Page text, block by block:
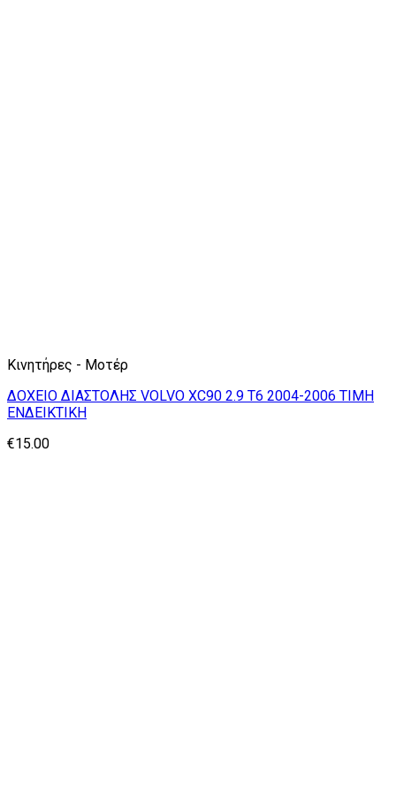
Κινητήρες - Μοτέρ
ΔΟΧΕΙΟ ΔΙΑΣΤΟΛΗΣ VOLVO XC90 2.9 T6 2004-2006 ΤΙΜΗ
ΕΝΔΕΙΚΤΙΚΗ
€15.00